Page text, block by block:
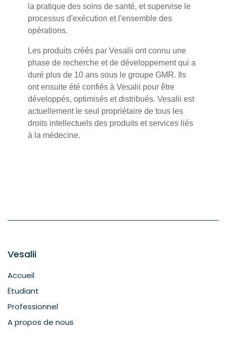
la pratique des soins de santé, et supervise le
processus d'exécution et l'ensemble des
opérations.
Les produits créés par Vesalii ont connu une
phase de recherche et de développement qui a
duré plus de 10 ans sous le groupe GMR. Ils
ont ensuite été confiés à Vesalii pour être
développés, optimisés et distribués. Vesalii est
actuellement le seul propriétaire de tous les
droits intellectuels des produits et services liés
à la médecine.
Vesalii
Accueil
Étudiant
Professionnel
A propos de nous